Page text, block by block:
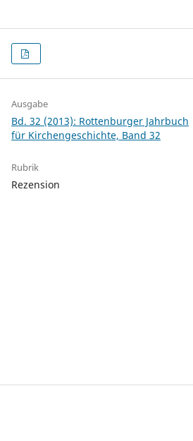
Ausgabe
Bd. 32 (2013): Rottenburger Jahrbuch
für Kirchengeschichte, Band 32
Rubrik
Rezension